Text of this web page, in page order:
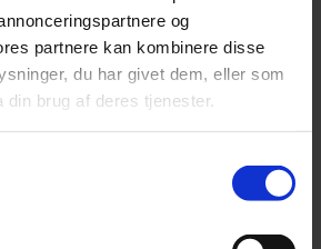
og
partnere kan kombinere disse
du har givet dem, eller som
din brug af deres tjenester.
købes og sælges uden moms.
i forhold til den dokumentation,
salg af varer og ydelser til
publikation er at give en praktisk
om den momsmæssige